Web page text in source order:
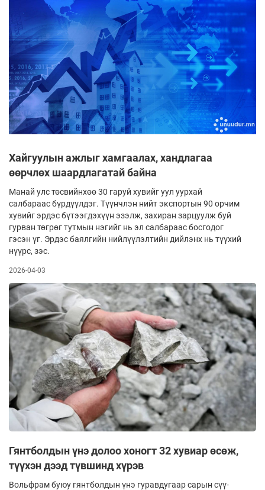
Хайгуулын ажлыг хамгаалах, хандлагаа
өөрчлөх шаардлагатай байна
Манай улс төсвийнхөө 30 гаруй хувийг уул уурхай
салбараас бүрдүүлдэг. Түүнчлэн нийт экспортын 90 орчим
хувийг эрдэс бүтээгдэхүүн эзэлж, захиран зарцуулж буй
гурван төгрөг тутмын нэгийг нь эл салбараас босгодог
гэсэн үг. Эрдэс баялгийн нийлүүлэлтийн дийлэнх нь түүхий
нүүрс, зэс.
2026-04-03
Гянтболдын үнэ долоо хоногт 32 хувиар өсөж,
түүхэн дээд түвшинд хүрэв
Вольфрам буюу гянтболдын үнэ гуравдугаар сарын сүү­